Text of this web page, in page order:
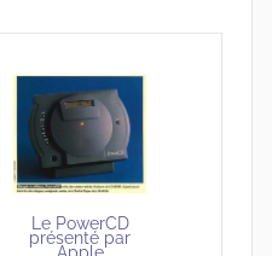
Le PowerCD
présenté par